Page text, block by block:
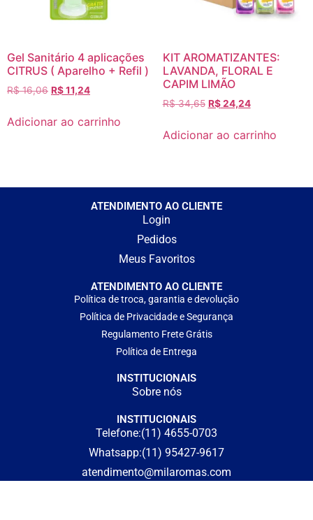
Gel Sanitário 4 aplicações
CITRUS ( Aparelho + Refil )
R$16,06 R$11,24
Adicionar ao carrinho
KIT AROMATIZANTES:
LAVANDA, FLORAL E
CAPIM LIMÃO
R$34,65 R$24,24
Adicionar ao carrinho
ATENDIMENTO AO CLIENTE
Login
Pedidos
Meus Favoritos
ATENDIMENTO AO CLIENTE
Política de troca, garantia e devolução
Política de Privacidade e Segurança
Regulamento Frete Grátis
Política de Entrega
INSTITUCIONAIS
Sobre nós
INSTITUCIONAIS
Telefone:(11) 4655-0703
Whatsapp:(11) 95427-9617
atendimento@milaromas.com